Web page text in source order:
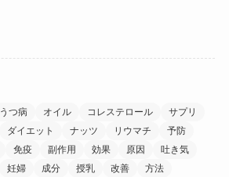
うつ病 オイル コレステロール
サプリ
ダイエット ナッツ リウマチ
予防
免疫 副作用 効果 原因
吐き気
妊婦 成分 授乳 改善
方法